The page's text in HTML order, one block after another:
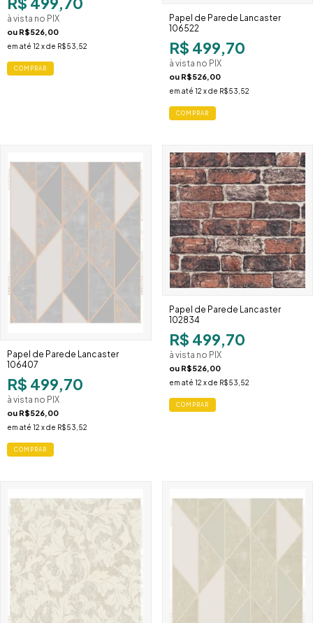
à vista no PIX
ou R$526,00
em até 12 x de R$53,52
COMPRAR
Papel de Parede Lancaster
106522
R$ 499,70
à vista no PIX
ou R$526,00
em até 12 x de R$53,52
COMPRAR
Papel de Parede Lancaster
106407
R$ 499,70
à vista no PIX
ou R$526,00
em até 12 x de R$53,52
COMPRAR
Papel de Parede Lancaster
102834
R$ 499,70
à vista no PIX
ou R$526,00
em até 12 x de R$53,52
COMPRAR